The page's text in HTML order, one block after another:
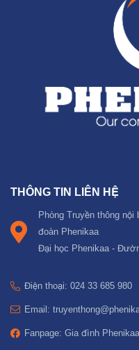
THÔNG TIN LIÊN HỆ
Phòng Truyền thông
đoàn Phenikaa
Đại học Phenikaa -
Điện thoại: 024 33 685 980
Email:
Fanpage: Gia đình Phenikaa